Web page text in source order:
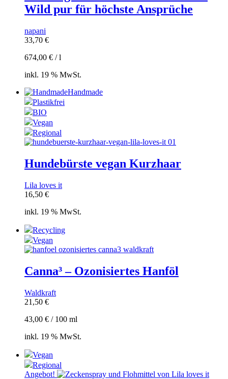
Wild pur für höchste Ansprüche
napani
33,70 €
674,00 € /l
inkl. 19 % MwSt.
Handmade
Plastikfrei
BIO
Vegan
Regional
Hundebürste vegan Kurzhaar
Lila loves it
16,50 €
inkl. 19 % MwSt.
Recycling
Vegan
Canna³ – Ozonisiertes Hanföl
Waldkraft
21,50 €
43,00 € / 100 ml
inkl. 19 % MwSt.
Vegan
Regional
Angebot!